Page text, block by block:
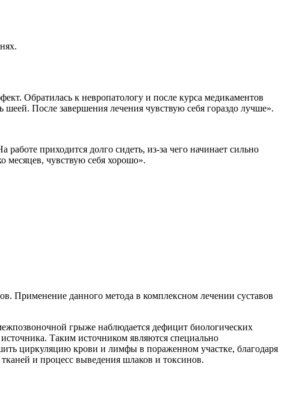
Обратилась к невропатологу и после курса медикаментов
После завершения лечения чувствую себя гораздо лучше».
приходится долго сидеть, из-за чего начинает сильно
месяцев, чувствую себя хорошо».
Применение данного метода в комплексном лечении суставов
грыже наблюдается дефицит биологических
Таким источником являются специально
циркуляцию крови и лимфы в пораженном участке, благодаря
и процесс выведения шлаков и токсинов.